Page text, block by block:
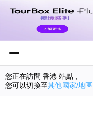
您正在訪問 香港 站點，
您可以切換至其他國家/地區